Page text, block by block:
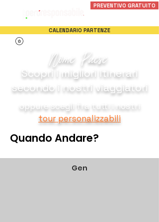
PREVENTIVO GRATUITO
CALENDARIO PARTENZE
Nome Paese
Scopri i migliori Itinerari
secondo i nostri viaggiatori
oppure scegli fra tutti i nostri
tour personalizzabili
Quando Andare?
Gen